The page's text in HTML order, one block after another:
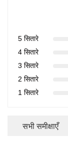
5 सितारे
4 सितारे
3 सितारे
2 सितारे
1 सितारे
सभी समीक्षाएँ